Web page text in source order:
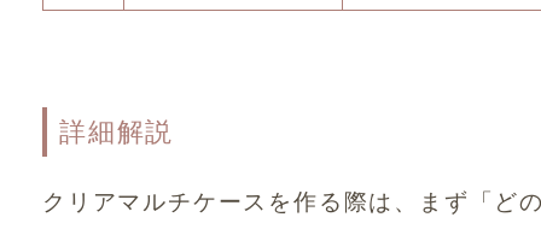
詳細解説
クリアマルチケースを作る際は、まず「ど